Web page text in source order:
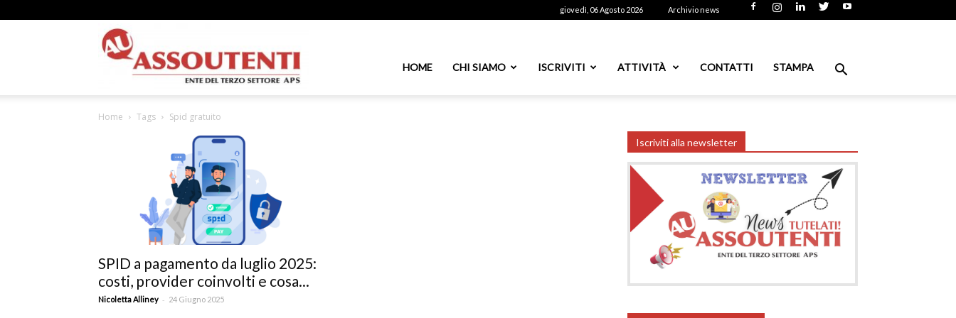
giovedì, 06 Agosto 2026 Archivio news
–
HOME CHI SIAMO ISCRIVITI ATTIVITÀ CONTATTI STAMPA
Home Tags Spid gratuito
SPID a pagamento da luglio 2025:
costi, provider coinvolti e cosa...
Nicoletta Alliney - 24 Giugno 2025
Iscriviti alla newsletter